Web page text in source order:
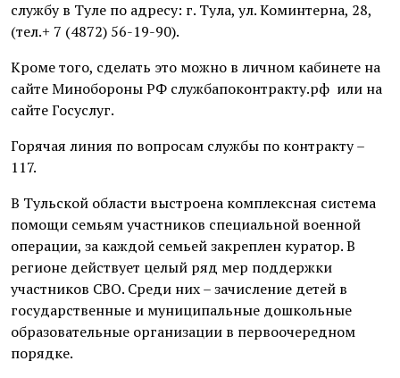
службу в Туле по адресу: г. Тула, ул. Коминтерна, 28,
(тел.+ 7 (4872) 56-19-90).
Кроме того, сделать это можно в личном кабинете на
сайте Минобороны РФ службапоконтракту.рф или на
сайте Госуслуг.
Горячая линия по вопросам службы по контракту –
117.
В Тульской области выстроена комплексная система
помощи семьям участников специальной военной
операции, за каждой семьей закреплен куратор. В
регионе действует целый ряд мер поддержки
участников СВО. Среди них – зачисление детей в
государственные и муниципальные дошкольные
образовательные организации в первоочередном
порядке.